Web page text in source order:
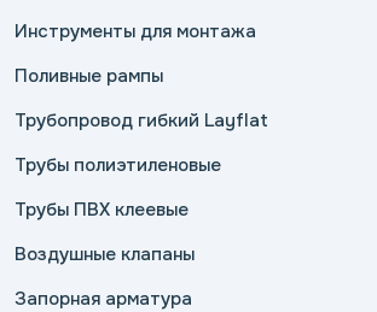
Инструменты для монтажа
Поливные рампы
Трубопровод гибкий Layflat
Трубы полиэтиленовые
Трубы ПВХ клеевые
Воздушные клапаны
Запорная арматура